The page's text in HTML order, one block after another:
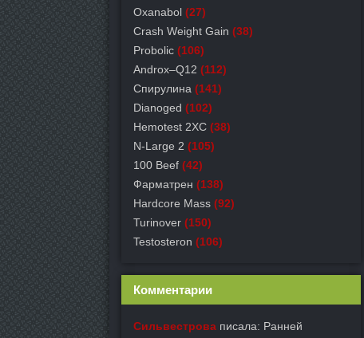
Oxanabol (27)
Crash Weight Gain (38)
Probolic (106)
Androx–Q12 (112)
Спирулина (141)
Dianoged (102)
Hemotest 2XC (38)
N-Large 2 (105)
100 Beef (42)
Фарматрен (138)
Hardcore Mass (92)
Turinover (150)
Testosteron (106)
Комментарии
Сильвестрова писала: Ранней